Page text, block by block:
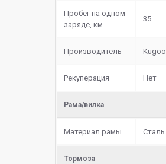
Пробег на одном
заряде, км
35
Производитель Kugoo
Рекуперация Нет
Рама/вилка
Материал рамы Сталь
Тормоза